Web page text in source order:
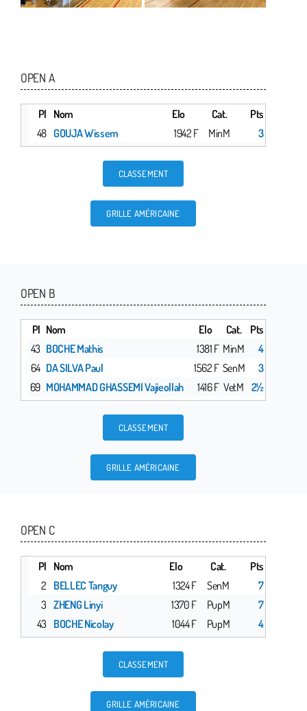
OPEN A
Pl Nom Elo Cat.
Pts
48 GOUJA Wissem 1942 F MinM 3
CLASSEMENT
GRILLE AMÉRICAINE
OPEN B
Pl Nom Elo Cat.
Pts
43 BOCHE Mathis 1381 F MinM
4
64 DA SILVA Paul 1562 F SenM
3
69 MOHAMMAD GHASSEMI Vajieollah 1416 F VetM 2½
CLASSEMENT
GRILLE AMÉRICAINE
OPEN C
Pl Nom Elo Cat.
Pts
2 BELLEC Tanguy 1324 F SenM
7
3 ZHENG Linyi 1370 F PupM
7
43 BOCHE Nicolay 1044 F PupM 4
CLASSEMENT
GRILLE AMÉRICAINE